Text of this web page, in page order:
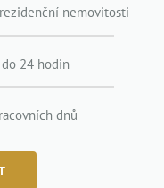
nemovitosti
24 hodin
dnů